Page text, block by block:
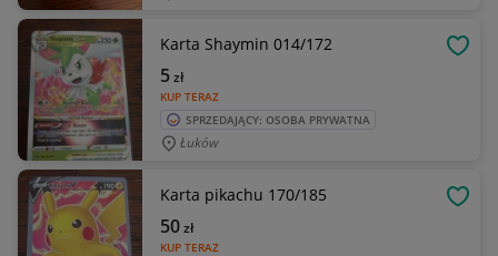
Karta Shaymin 014/172
KUP TERAZ
5zł
SPRZEDAJĄCY: OSOBA PRYWATNA
Łuków
Karta pikachu 170/185
KUP TERAZ
50zł